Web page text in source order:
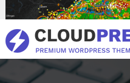
Inhalt
springen